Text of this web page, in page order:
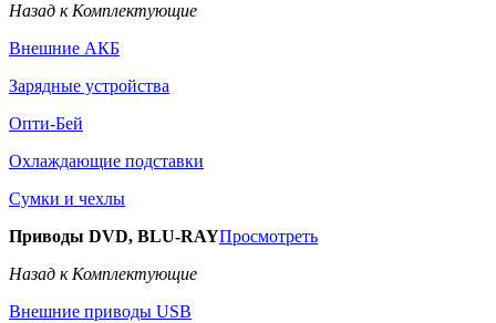
Назад к Комплектующие
Внешние АКБ
Зарядные устройства
Опти-Бей
Охлаждающие подставки
Сумки и чехлы
Приводы DVD, BLU-RAYПросмотреть
Назад к Комплектующие
Внешние приводы USB